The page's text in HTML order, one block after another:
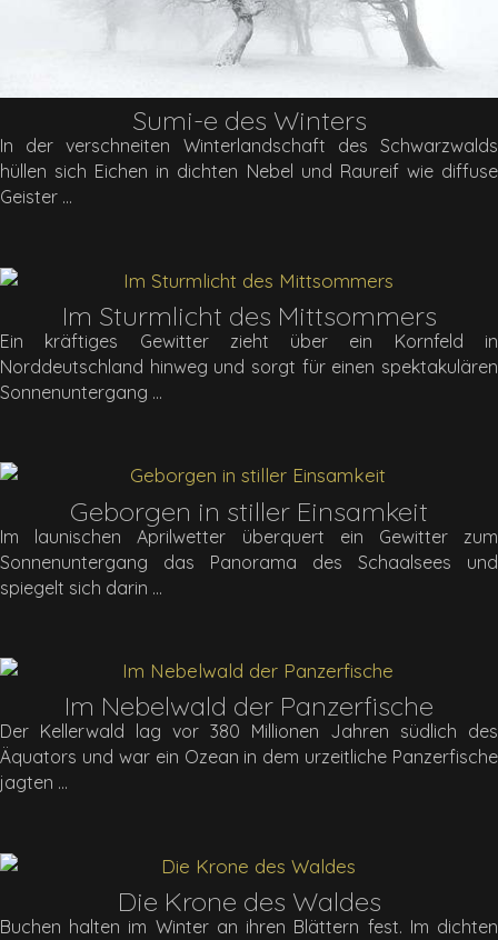
Sumi-e des Winters
In der verschneiten Winterlandschaft des Schwarzwalds
hüllen sich Eichen in dichten Nebel und Raureif wie diffuse
Geister
Im Sturmlicht des Mittsommers
Ein kräftiges Gewitter zieht über ein Kornfeld in
Norddeutschland hinweg und sorgt für einen spektakulären
Sonnenuntergang
Geborgen in stiller Einsamkeit
Im launischen Aprilwetter überquert ein Gewitter zum
Sonnenuntergang das Panorama des Schaalsees und
spiegelt sich darin
Im Nebelwald der Panzerfische
Der Kellerwald lag vor 380 Millionen Jahren südlich des
Äquators und war ein Ozean in dem urzeitliche Panzerfische
jagten
Die Krone des Waldes
Buchen halten im Winter an ihren Blättern fest. Im dichten